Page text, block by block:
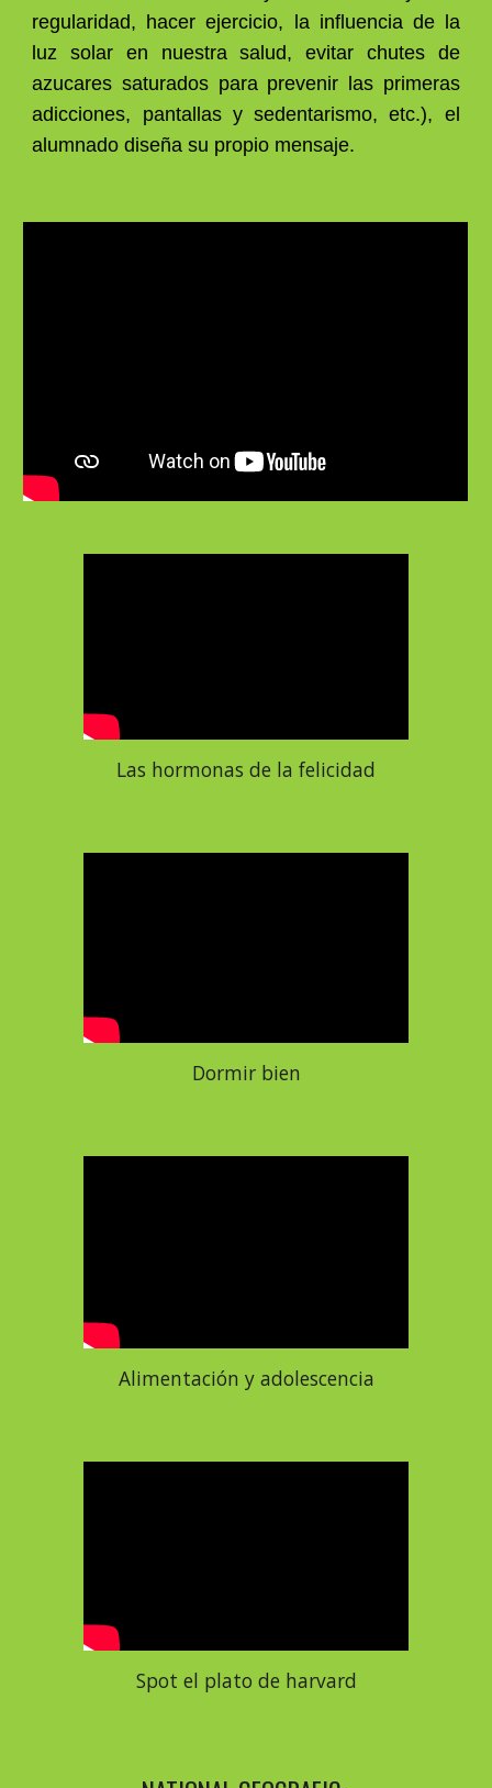
regularidad, hacer ejercicio, la influencia de la
luz solar en nuestra salud, evitar chutes de
azucares saturados para prevenir las primeras
adicciones, pantallas y sedentarismo, etc.), el
alumnado diseña su propio mensaje.
Las hormonas de la felicidad
Dormir bien
Alimentación y adolescencia
Spot el plato de harvard